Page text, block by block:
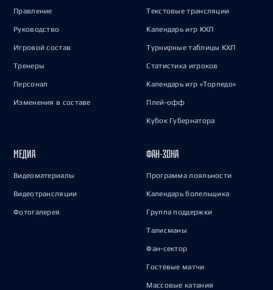
Правление
Руководство
Игровой состав
Тренеры
Персонал
Изменения в составе
Текстовые трансляции
Календарь игр КХЛ
Турнирные таблицы КХЛ
Статистика игроков
Календарь игр «Торпедо»
Плей-офф
Кубок Губернатора
МЕДИА
Видеоматериалы
Видеотрансляции
Фотогалерея
ФАН-ЗОНА
Программа лояльности
Календарь болельщика
Группа поддержки
Талисманы
Фан-сектор
Гостевые матчи
Массовые катания